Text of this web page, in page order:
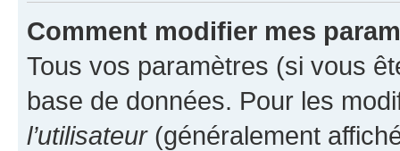
Comment modifier mes
Tous vos paramètres (si vous
base de données. Pour les
l’utilisateur(généralement